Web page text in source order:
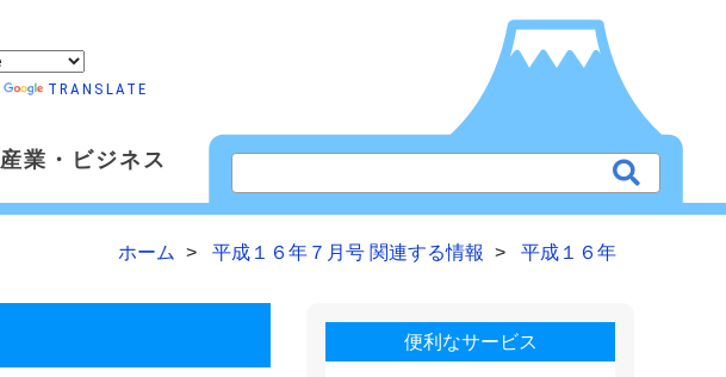
TRANSLATE
産業・ビジネス
ホーム 平成１６年７月号 関連する情報 平成１６年
便利なサービス